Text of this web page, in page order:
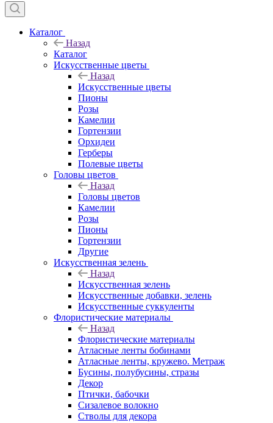
Каталог
Назад
Каталог
Искусственные цветы
Назад
Искусственные цветы
Пионы
Розы
Камелии
Гортензии
Орхидеи
Герберы
Полевые цветы
Головы цветов
Назад
Головы цветов
Камелии
Розы
Пионы
Гортензии
Другие
Искусственная зелень
Назад
Искусственная зелень
Искусственные добавки, зелень
Искусственные суккуленты
Флористические материалы
Назад
Флористические материалы
Атласные ленты бобинами
Атласные ленты, кружево. Метраж
Бусины, полубусины, стразы
Декор
Птички, бабочки
Сизалевое волокно
Стволы для декора